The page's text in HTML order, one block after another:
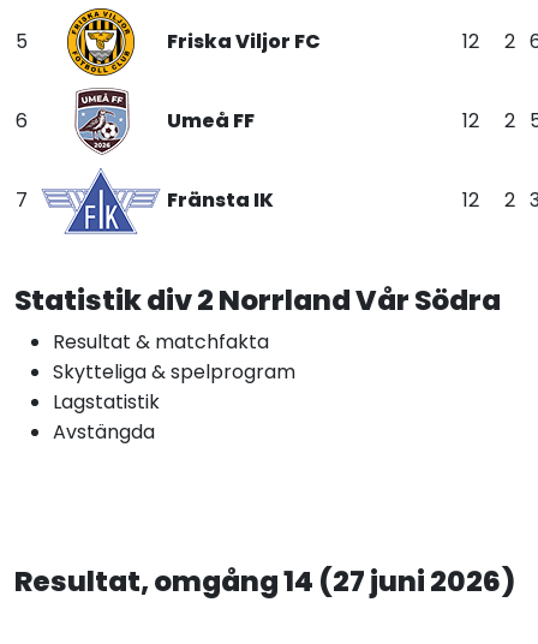
5 Friska Viljor FC 12 2
6 Umeå FF 12 2
7 Fränsta IK 12 2
Statistik div 2 Norrland Vår Södra
Resultat & matchfakta
Skytteliga & spelprogram
Lagstatistik
Avstängda
Resultat, omgång 14 (27 juni 2026)